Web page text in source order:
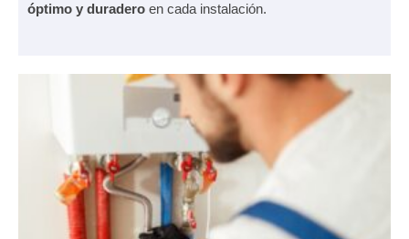
óptimo y duradero en cada instalación.